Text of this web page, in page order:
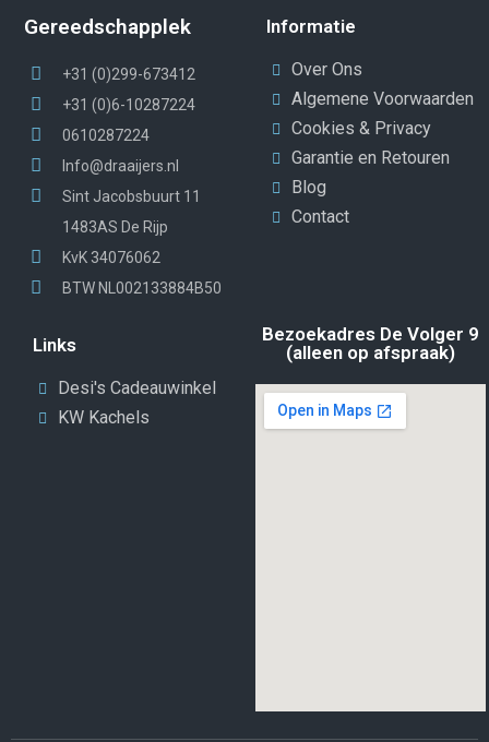
Gereedschapplek
+31 (0)299-673412
+31 (0)6-10287224
0610287224
Info@draaijers.nl
Sint Jacobsbuurt 11
1483AS De Rijp
KvK 34076062
BTW NL002133884B50
Informatie
Over Ons
Algemene Voorwaarden
Cookies & Privacy
Garantie en Retouren
Blog
Contact
Links
Desi's Cadeauwinkel
KW Kachels
Bezoekadres De Volger 9
(alleen op afspraak)